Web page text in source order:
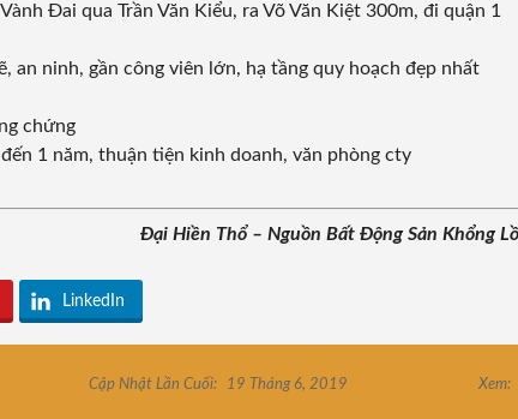
Đai qua Trần Văn Kiểu, ra Võ Văn Kiệt 300m, đi quận 1
an ninh, gần công viên lớn, hạ tầng quy hoạch đẹp nhất
chứng
1 năm, thuận tiện kinh doanh, văn phòng cty
Đại Hiền Thổ – Nguồn Bất Động Sản Khổng Lồ
LinkedIn
Cập Nhật Lần Cuối: 19 Tháng 6, 2019 Xem: